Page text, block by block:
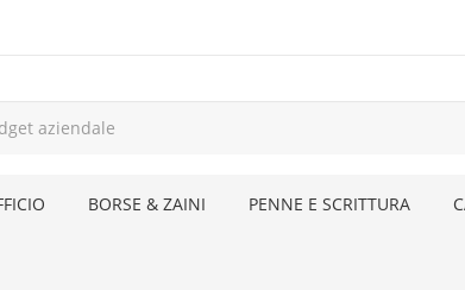
BORSE & ZAINI PENNE E SCRITTURA